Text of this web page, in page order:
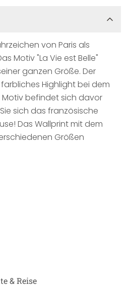
von Paris als
Motiv "La Vie est Belle"
ganzen Größe. Der
Highlight bei dem
befindet sich davor
sich das französische
Das Wallprint mit dem
Größen
& Reise